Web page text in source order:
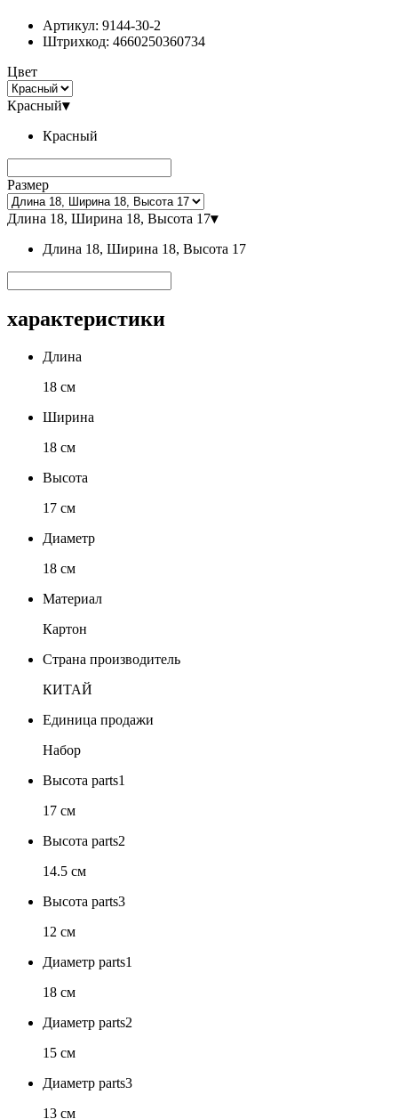
Артикул: 9144-30-2
Штрихкод: 4660250360734
Цвет
Красный▾
Красный
Размер
Длина 18, Ширина 18, Высота 17▾
Длина 18, Ширина 18, Высота 17
характеристики
Длина
18 см
Ширина
18 см
Высота
17 см
Диаметр
18 см
Материал
Картон
Страна производитель
КИТАЙ
Единица продажи
Набор
Высота parts1
17 см
Высота parts2
14.5 см
Высота parts3
12 см
Диаметр parts1
18 см
Диаметр parts2
15 см
Диаметр parts3
13 см